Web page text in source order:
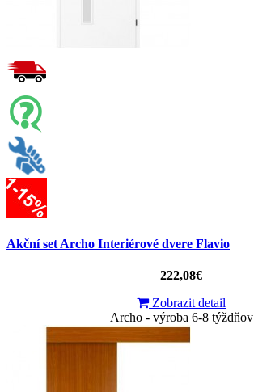
Akční set Archo Interiérové dvere Flavio
222,08€
Zobrazit detail
Archo - výroba 6-8 týždňov